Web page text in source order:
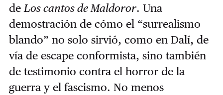
de Los cantos de Maldoror. Una
demostración de cómo el “surrealismo
blando” no solo sirvió, como en Dalí, de
vía de escape conformista, sino también
de testimonio contra el horror de la
guerra y el fascismo. No menos